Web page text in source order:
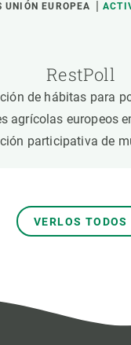
UNIÓN EUROPEA
RestPoll
de hábitas para
agrícolas europeos
participativa de
VERLOS TODOS